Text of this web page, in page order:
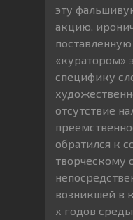
эту
акцию,
«куратором»
специфику
отсутствие
обратился к
творческому
возникшей в
х годов